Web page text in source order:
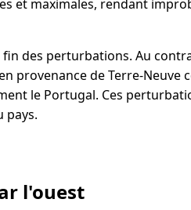
et maximales, rendant
des perturbations. Au
provenance de Terre-Neuve
le Portugal. Ces
pays.
l'ouest